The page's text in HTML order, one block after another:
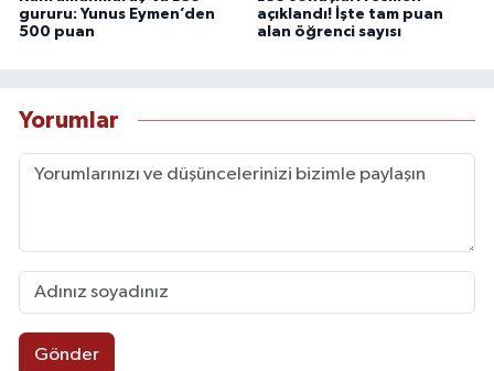
gururu: Yunus Eymen’den
500 puan
açıklandı! İşte tam puan
alan öğrenci sayısı
Yorumlar
Gönder